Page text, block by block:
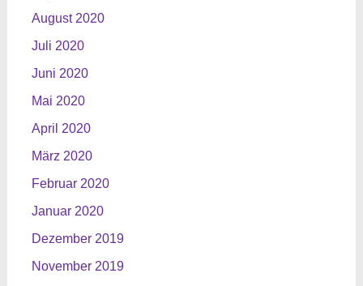
August 2020
Juli 2020
Juni 2020
Mai 2020
April 2020
März 2020
Februar 2020
Januar 2020
Dezember 2019
November 2019